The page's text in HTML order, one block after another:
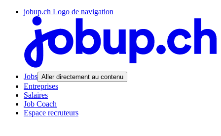
jobup.ch Logo de navigation
Jobs Aller directement au contenu
Entreprises
Salaires
Job Coach
Espace recruteurs